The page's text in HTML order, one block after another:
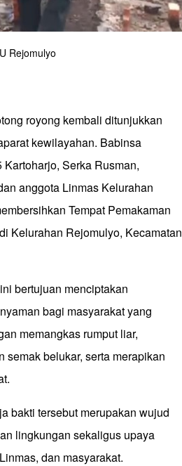
Rejomulyo
royong kembali ditunjukkan
kewilayahan. Babinsa
Serka Rusman,
anggota Linmas Kelurahan
Tempat Pemakaman
Kelurahan Rejomulyo, Kecamatan
bertujuan menciptakan
bagi masyarakat yang
memangkas rumput liar,
semak belukar, serta merapikan
bakti tersebut merupakan wujud
lingkungan sekaligus upaya
dan masyarakat.